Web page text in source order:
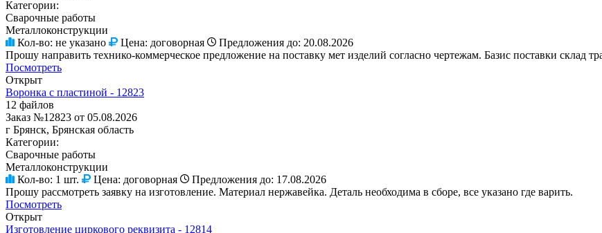
Категории:
Сварочные работы
Металлоконструкции
Кол-во: не указано Цена: договорная Предложения до: 20.08.2026
Прошу направить технико-коммерческое предложение на поставку мет изделий согласно чертежам. Базис поставки склад
Посмотреть
Открыт
Воронка с пластиной - 12823
12 файлов
Заказ №12823 от 05.08.2026
г Брянск, Брянская область
Категории:
Сварочные работы
Металлоконструкции
Кол-во: 1 шт. Цена: договорная Предложения до: 17.08.2026
Прошу рассмотреть заявку на изготовление. Материал нержавейка. Деталь необходима в сборе, все указано где варить.
Посмотреть
Открыт
Изготовление циркового реквизита - 12814